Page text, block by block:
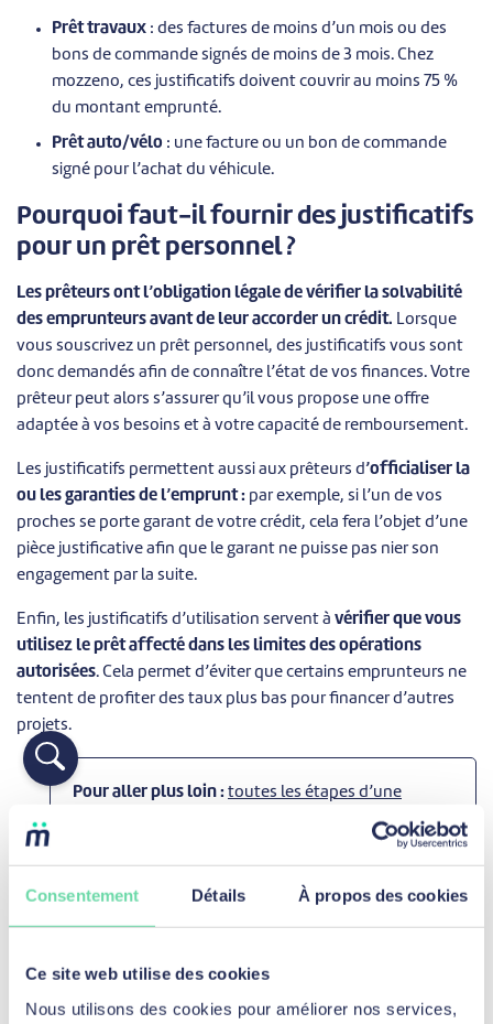
Consentement Détails À propos des cookies
Ce site web utilise des cookies
Nous utilisons des cookies pour améliorer nos services,
Prêt travaux : des factures de moins d’un mois ou des
bons de commande signés de moins de 3 mois. Chez
mozzeno, ces justificatifs doivent couvrir au moins 75 %
du montant emprunté.
Prêt auto/vélo : une facture ou un bon de commande
signé pour l’achat du véhicule.
Pourquoi faut-il fournir des justificatifs
pour un prêt personnel ?
Les prêteurs ont l’obligation légale de vérifier la solvabilité
des emprunteurs avant de leur accorder un crédit. Lorsque
vous souscrivez un prêt personnel, des justificatifs vous sont
donc demandés afin de connaître l’état de vos finances. Votre
prêteur peut alors s’assurer qu’il vous propose une offre
adaptée à vos besoins et à votre capacité de remboursement.
Les justificatifs permettent aussi aux prêteurs d’officialiser la
ou les garanties de l’emprunt : par exemple, si l’un de vos
proches se porte garant de votre crédit, cela fera l’objet d’une
pièce justificative afin que le garant ne puisse pas nier son
engagement par la suite.
Enfin, les justificatifs d’utilisation servent à vérifier que vous
utilisez le prêt affecté dans les limites des opérations
autorisées. Cela permet d’éviter que certains emprunteurs ne
tentent de profiter des taux plus bas pour financer d’autres
projets.
Pour aller plus loin : toutes les étapes d’une